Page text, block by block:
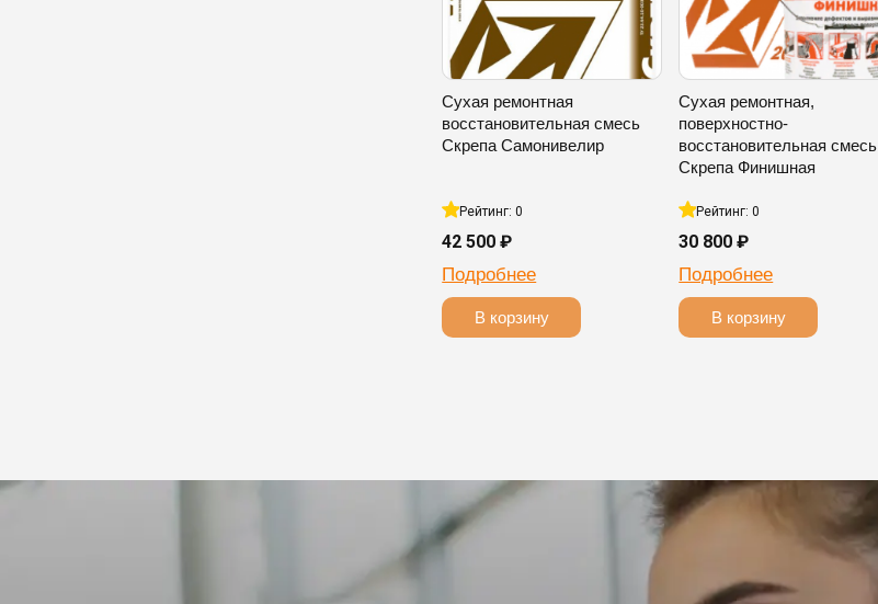
Сухая ремонтная
восстановительная смесь
Скрепа Самонивелир
Рейтинг: 0
42 500 ₽
Подробнее
В корзину
Сухая ремонтная,
поверхностно-
восстановительная смесь
Скрепа Финишная
Рейтинг: 0
30 800 ₽
Подробнее
В корзину